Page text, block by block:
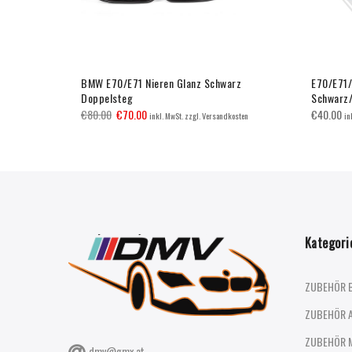
BMW E70/E71 Nieren Glanz Schwarz
Doppelsteg
€80.00 €70.00inkl. MwSt. zzgl. Versandkosten
E70/
€40.00
ZUBEHÖR
ZUBEHÖR
ZUBEHÖR